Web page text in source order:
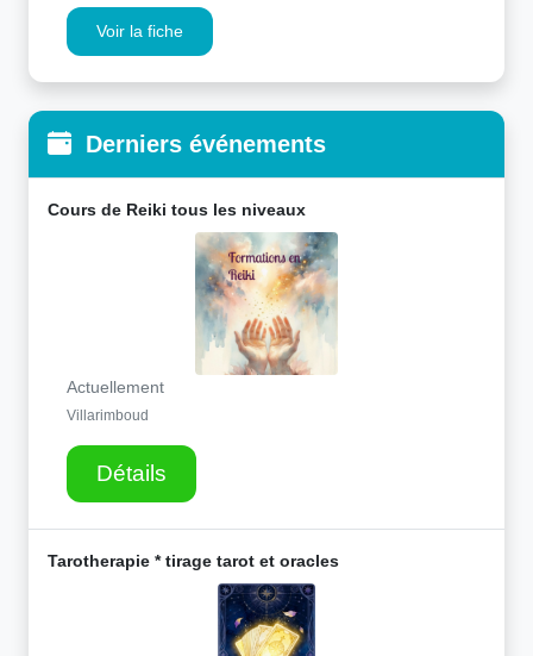
Voir la fiche
Derniers événements
Cours de Reiki tous les niveaux
Actuellement
Villarimboud
Détails
Tarotherapie * tirage tarot et oracles